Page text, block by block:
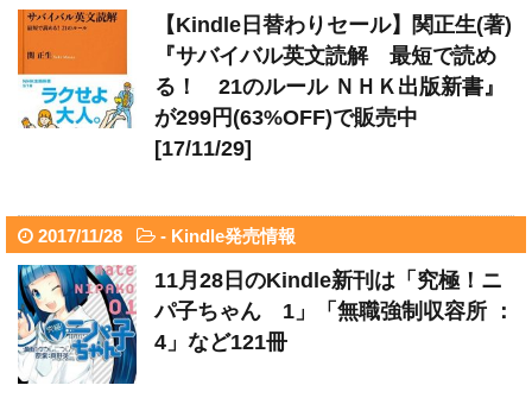
【Kindle日替わりセール】関正生(著)
『サバイバル英文読解 最短で読め
る！ 21のルール ＮＨＫ出版新書』
が299円(63%OFF)で販売中
[17/11/29]
2017/11/28 - Kindle発売情報
11月28日のKindle新刊は「究極！ニ
パ子ちゃん 1」「無職強制収容所 ：
4」など121冊